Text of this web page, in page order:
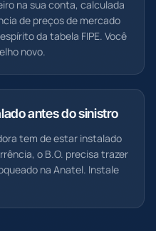
na sua conta, calculada
de preços de mercado
da tabela FIPE. Você
novo.
antes do sinistro
tem de estar instalado
o B.O. precisa trazer
na Anatel. Instale